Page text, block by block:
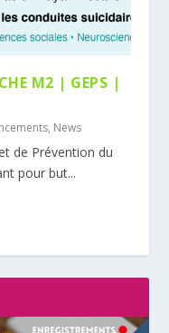
M2 | GEPS |
, News
de Prévention du
pour but...